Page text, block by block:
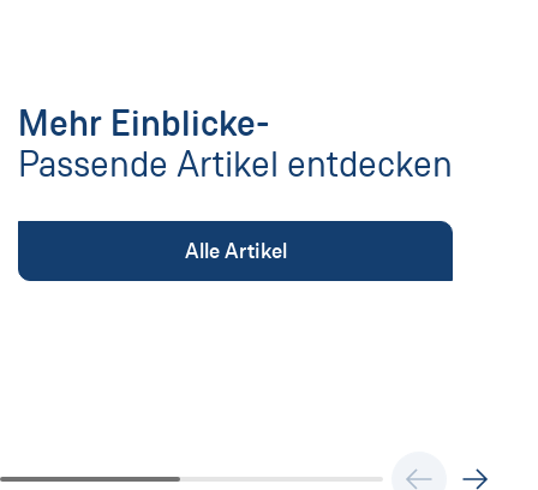
Mehr Einblicke-
Passende Artikel entdecken
Alle Artikel